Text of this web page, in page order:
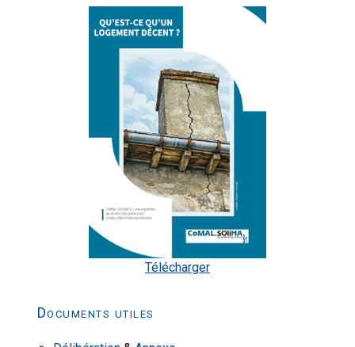
Télécharger
Documents utiles